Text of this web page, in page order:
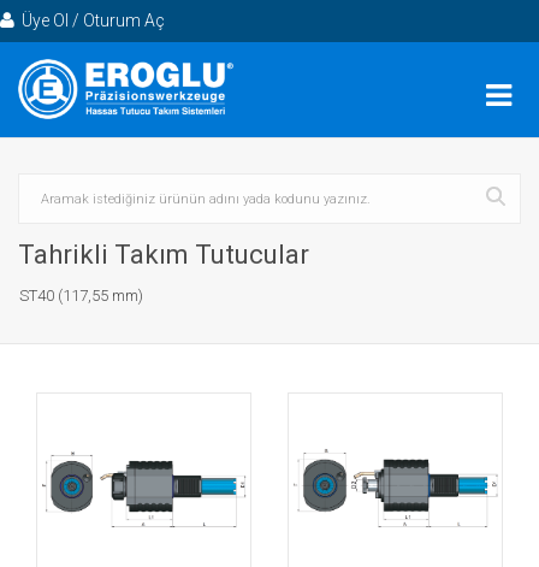
Üye Ol / Oturum Aç
Tahrikli Takım Tutucular
ST40 (117,55 mm)